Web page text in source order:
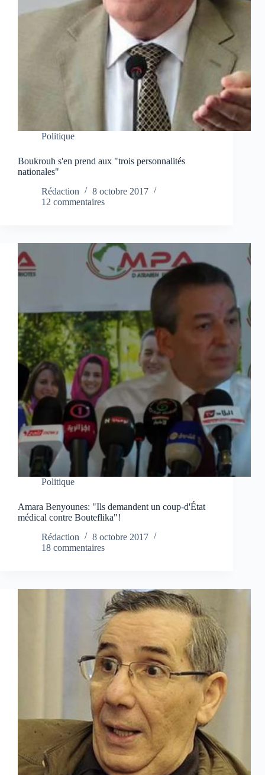
Politique
Boukrouh s'en prend aux "trois personnalités
nationales"
Rédaction
8 octobre 2017
12 commentaires
Politique
Amara Benyounes: "Ils demandent un coup-d'État
médical contre Bouteflika"!
Rédaction
8 octobre 2017
18 commentaires